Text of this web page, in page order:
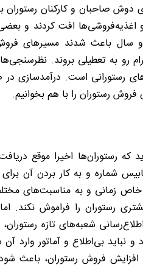
صاحبان و کارکنان رستوران
کافه‌ها و اغذیه‌فروشی‌ها افت
سال باعث شدند مسیرهای
رستورانی است. درآمدسازی
رستوران را با هم بخوانیم.
که رستوران‌ها اخیرا موقع
شماره و به کار بردن آن
خاص زمانی و به مناسبت‌های
را فراموش نکند. اما
شعبه‌های تازه
بی‌اطلاع و آماتور وارد
فروش رستوران، باعث